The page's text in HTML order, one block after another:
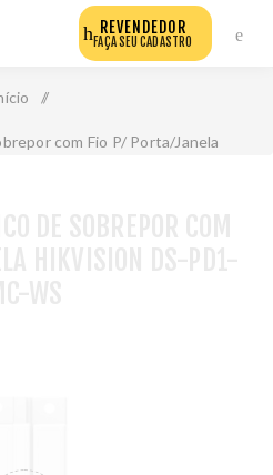
REVENDEDOR
FAÇA SEU CADASTRO
/
com Fio P/ Porta/Janela